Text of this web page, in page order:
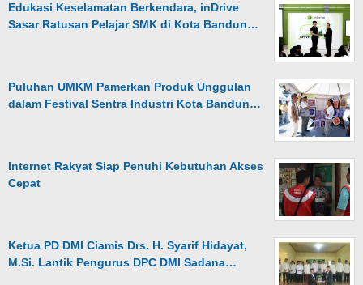
Edukasi Keselamatan Berkendara, inDrive
Sasar Ratusan Pelajar SMK di Kota Bandun…
Puluhan UMKM Pamerkan Produk Unggulan
dalam Festival Sentra Industri Kota Bandun…
Internet Rakyat Siap Penuhi Kebutuhan Akses
Cepat
Ketua PD DMI Ciamis Drs. H. Syarif Hidayat,
M.Si. Lantik Pengurus DPC DMI Sadana…